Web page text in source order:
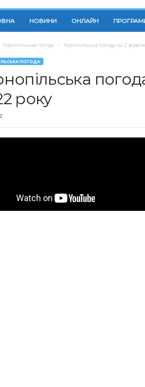
НОВИНИ ОНЛАЙН
Тернопільська погода Тернопільська погода на 2
ПОГОДА
року